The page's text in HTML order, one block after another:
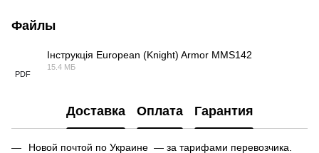
Файлы
PDF
Інструкція European (Knight) Armor MMS142
15.4 МБ
Доставка Оплата Гарантия
Новой почтой по Украине — за тарифами перевозчика.